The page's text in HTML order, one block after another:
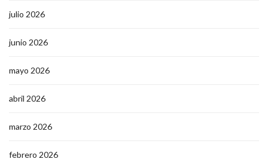
julio 2026
junio 2026
mayo 2026
abril 2026
marzo 2026
febrero 2026